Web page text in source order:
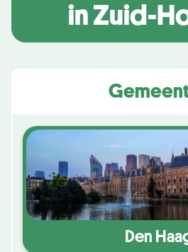
in Zuid-
Den